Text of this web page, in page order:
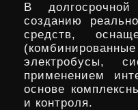
В
созданию
средств,
электробусы,
применением
основе
и контроля.